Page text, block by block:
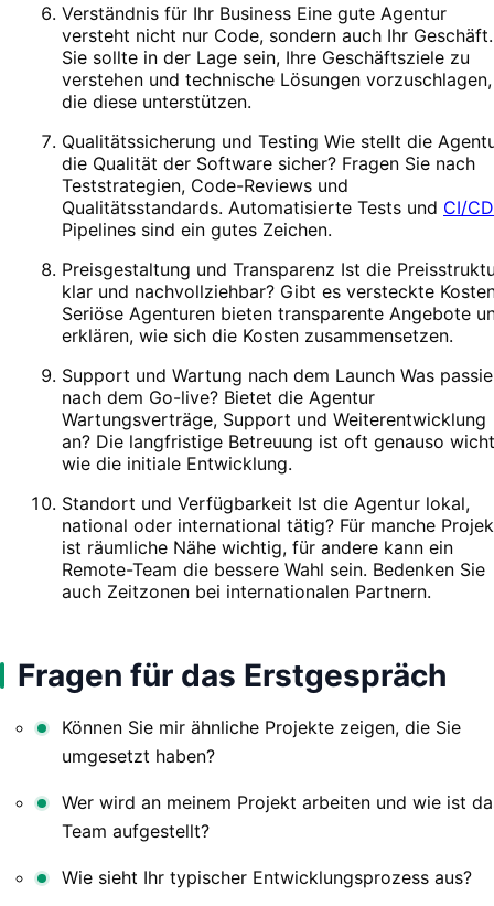
Verständnis für Ihr Business Eine gute Agentur
versteht nicht nur Code, sondern auch Ihr Geschäft.
Sie sollte in der Lage sein, Ihre Geschäftsziele zu
verstehen und technische Lösungen vorzuschlagen,
die diese unterstützen.
Qualitätssicherung und Testing Wie stellt die
die Qualität der Software sicher? Fragen Sie nach
Teststrategien, Code-Reviews und
Qualitätsstandards. Automatisierte Tests und CI/CD
Pipelines sind ein gutes Zeichen.
Preisgestaltung und Transparenz Ist die
klar und nachvollziehbar? Gibt es versteckte
Seriöse Agenturen bieten transparente Angebote
erklären, wie sich die Kosten zusammensetzen.
Support und Wartung nach dem Launch Was
nach dem Go-live? Bietet die Agentur
Wartungsverträge, Support und Weiterentwicklung
an? Die langfristige Betreuung ist oft genauso
wie die initiale Entwicklung.
Standort und Verfügbarkeit Ist die Agentur lokal,
national oder international tätig? Für manche
ist räumliche Nähe wichtig, für andere kann ein
Remote-Team die bessere Wahl sein. Bedenken Sie
auch Zeitzonen bei internationalen Partnern.
Fragen für das Erstgespräch
Können Sie mir ähnliche Projekte zeigen, die Sie
umgesetzt haben?
Wer wird an meinem Projekt arbeiten und wie ist
Team aufgestellt?
Wie sieht Ihr typischer Entwicklungsprozess aus?